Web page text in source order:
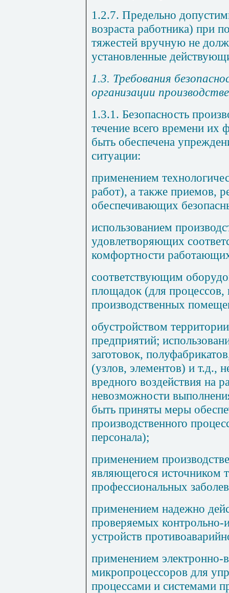
1.2.7. Предельно
возраста работника) при
тяжестей вручную не
установленные
1.3. Требования
организации
1.3.1. Безопасность
течение всего времени
быть обеспечена
ситуации:
применением
работ), а также приемов,
обеспечивающих
использованием
удовлетворяющих
комфортности
соответствующим
площадок (для
производственных
обустройством
предприятий;
заготовок,
(узлов, элементов) и т.д.,
вредного воздействия на
невозможности
быть приняты меры
производственного
персонала);
применением
являющегося источником
профессиональных
применением надежно
проверяемых
устройств
применением электронно-
микропроцессоров для
процессами и системами